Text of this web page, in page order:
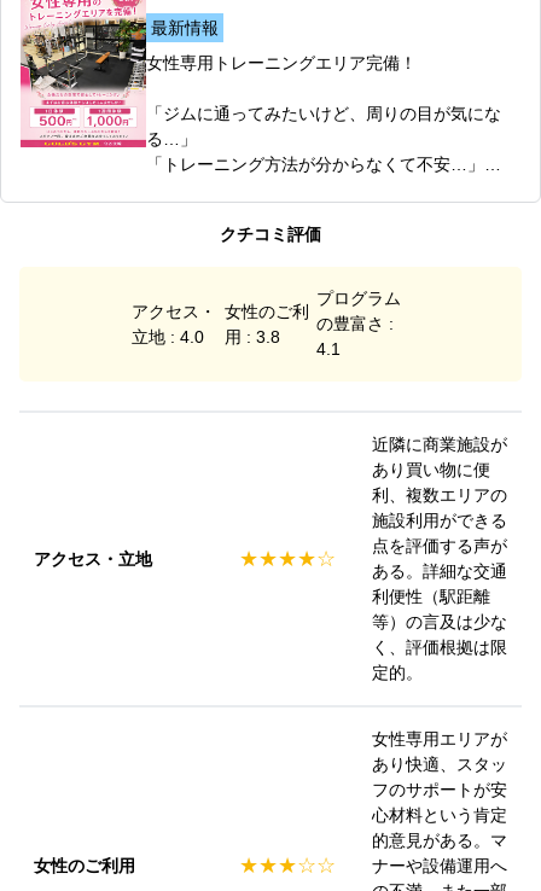
動かしましょう！
#ゴールドジム
#ゴールドジム守谷茨城
#守谷
#プール
#スイミング
気になる方はぜひお早めにフロントまでお越しく
ださい！
価格：4,840円（税込）
サイズ：M・L・XL
カラー：WH・NV・BK
皆さまのご来館をお待ちしております！
#ゴールドジム守谷茨城
#数量限定
8月12日（水）・13日（木）
8月12日～15日の4日間は、会員種別に関係なく
営業している全国のゴールドジムをご利用いただ
けます。
※中学生会員の方は対象外です。
※フランチャイズ店は対象外、代々木公園店は施
館内掲示物と合わせてご確認ください！
#ゴールドジム守谷
#守谷市
最新情報
女性専用トレーニングエリア完備！
「ジムに通ってみたいけど、周りの目が気にな
る…」
「トレーニング方法が分からなくて不安…」
ーニングエリアをご用意しています！
□ 女性だけの空間だから安心
□ 初心者の方も利用可能
□ 軽めのバーベルも完備
□1週間体験　1,000円（税込）
経験豊富なスタッフが、マシンの使い方やトレー
ニング方法まで丁寧にサポートいたします！
「運動を始めたい」
「健康的な身体づくりをしたい」
そんな方をスタッフ一同お待ちしております！
2026/08/03
この夏、新しい自分にチャレンジしてみません
か？
□ゴールドジムクーポン5,000円分 または Amazo
nギフト5,000円分 プレゼント
□サプリメントサンプルセット プレゼント
□水素水2ヵ月飲み放題 ＋ オリジナルアルミボト
「ジムってどんな雰囲気？」「運動初心者でも大
丈夫？」そんな方は、まずは体験からお気軽にど
【キャンペーン期間】
2026年8月31日（月）まで
ゴールドジム守谷茨城の室内プールで快適スイ
暑い日も、雨の日も、一年中快適！
水温約31℃の屋内プールで、健康づくりを始めま
泳ぐのはもちろん、ウォーキングやリフレッシュ
ゴールドジム守谷茨城のプールは…
□25m×12コースの広々プール
ゴールドジムソイプロテインはキャラメル風味と
カフェラテ風味の２つのフレーバー！
大豆たんぱく100％に加え、11種類のビタミンを
配合！毎日のたんぱく質補給はもちろん、健康的
なカラダづくりをサポートします。
クチコミ評価
アクセス・
立地 : 4.0
女性のご利
用 : 3.8
プログラム
の豊富さ :
4.1
アクセス・立地 ★★★★☆
近隣に商業施設が
あり買い物に便
利、複数エリアの
施設利用ができる
点を評価する声が
ある。詳細な交通
利便性（駅距離
等）の言及は少な
く、評価根拠は限
定的。
女性のご利用 ★★★☆☆
女性専用エリアが
あり快適、スタッ
フのサポートが安
心材料という肯定
的意見がある。マ
ナーや設備運用へ